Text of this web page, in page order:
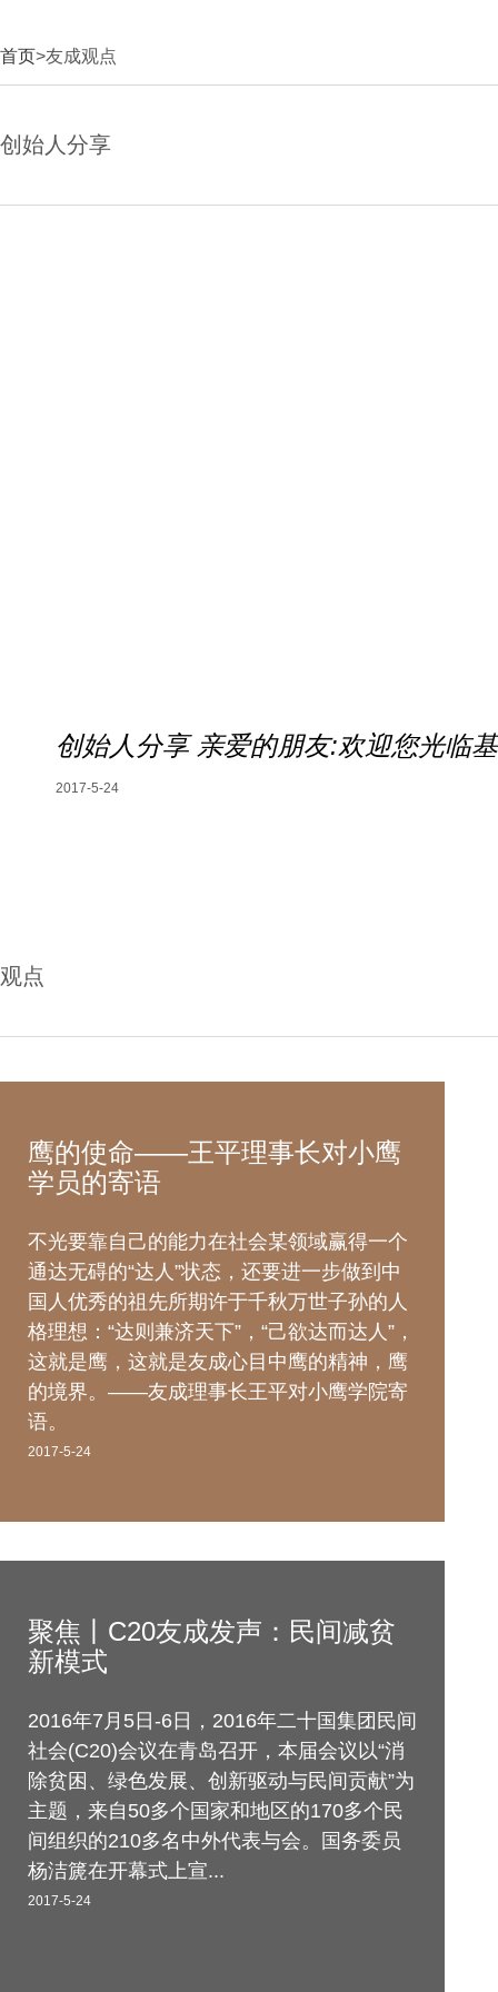
首页>友成观点
创始人分享
创始人分享 亲爱的朋友:欢迎您光临
2017-5-24
观点
鹰的使命——王平理事长对小鹰
学员的寄语
不光要靠自己的能力在社会某领域赢得一个
通达无碍的“达人”状态，还要进一步做到中
国人优秀的祖先所期许于千秋万世子孙的人
格理想：“达则兼济天下”，“己欲达而达人”，
这就是鹰，这就是友成心目中鹰的精神，鹰
的境界。——友成理事长王平对小鹰学院寄
语。
2017-5-24
聚焦丨C20友成发声：民间减贫
新模式
2016年7月5日-6日，2016年二十国集团民间
社会(C20)会议在青岛召开，本届会议以“消
除贫困、绿色发展、创新驱动与民间贡献”为
主题，来自50多个国家和地区的170多个民
间组织的210多名中外代表与会。国务委员
杨洁篪在开幕式上宣...
2017-5-24